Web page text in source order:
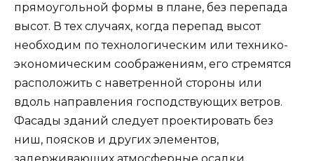
прямоугольной формы в плане, без перепада
высот. В тех случаях, когда перепад высот
необходим по технологическим или технико-
экономическим соображениям, его стремятся
расположить с наветренной стороны или
вдоль направления господствующих ветров.
Фасады зданий следует проектировать без
ниш, поясков и других элементов,